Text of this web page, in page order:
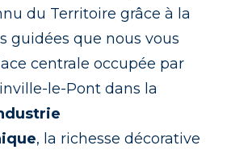
du Territoire grâce à la
guidées que nous vous
centrale occupée par
le-Pont dans la
, la richesse décorative